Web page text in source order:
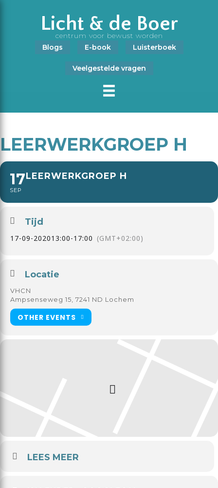
Licht & de Boer
centrum voor bewust worden
Blogs
E-book Luisterboek
Veelgestelde vragen
LEERWERKGROEP H
17
SEP
LEERWERKGROEP H
Tijd
17-09-202013:00-17:00 (GMT+02:00)
Locatie
VHCN
Ampsenseweg 15, 7241 ND Lochem
OTHER EVENTS
LEES MEER